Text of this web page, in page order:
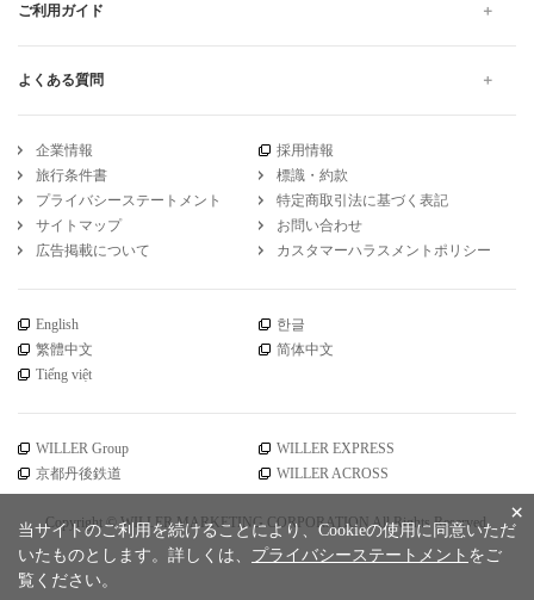
ご利用ガイド
よくある質問
企業情報
採用情報
旅行条件書
標識・約款
プライバシーステートメント
特定商取引法に基づく表記
サイトマップ
お問い合わせ
広告掲載について
カスタマーハラスメントポリシー
English
한글
繁體中文
简体中文
Tiếng việt
WILLER Group
WILLER EXPRESS
京都丹後鉄道
WILLER ACROSS
Copyright © WILLER MARKETING CORPORATION All Rights Reserved. ×
当サイトのご利用を続けることにより、Cookieの使用に同意いただ
いたものとします。詳しくは、 プライバシーステートメント をご
覧ください。